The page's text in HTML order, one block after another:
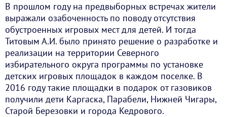
В прошлом году на предвыборных встречах жители
выражали озабоченность по поводу отсутствия
обустроенных игровых мест для детей. И тогда
Титовым А.И. было принято решение о разработке и
реализации на территории Северного
избирательного округа программы по установке
детских игровых площадок в каждом поселке. В
2016 году такие площадки в подарок от газовиков
получили дети Каргаска, Парабели, Нижней Чигары,
Старой Березовки и города Кедрового.